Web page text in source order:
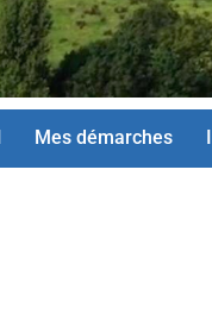
Mes démarches